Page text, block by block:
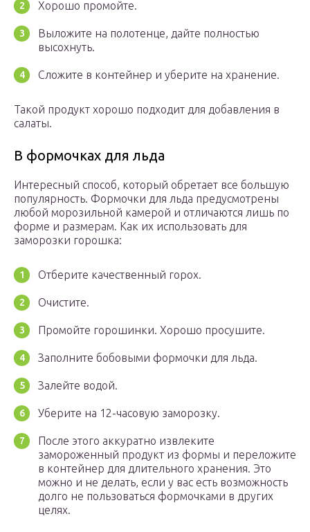
Хорошо промойте.
Выложите на полотенце, дайте полностью
высохнуть.
Сложите в контейнер и уберите на хранение.
Такой продукт хорошо подходит для добавления в
салаты.
В формочках для льда
Интересный способ, который обретает все большую
популярность. Формочки для льда предусмотрены
любой морозильной камерой и отличаются лишь по
форме и размерам. Как их использовать для
заморозки горошка:
Отберите качественный горох.
Очистите.
Промойте горошинки. Хорошо просушите.
Заполните бобовыми формочки для льда.
Залейте водой.
Уберите на 12-часовую заморозку.
После этого аккуратно извлеките
замороженный продукт из формы и переложите
в контейнер для длительного хранения. Это
можно и не делать, если у вас есть возможность
долго не пользоваться формочками в других
целях.